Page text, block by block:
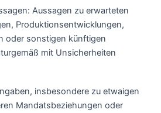
Aussagen zu erwarteten
Produktionsentwicklungen,
oder sonstigen künftigen
mit Unsicherheiten
insbesondere zu etwaigen
Mandatsbeziehungen oder